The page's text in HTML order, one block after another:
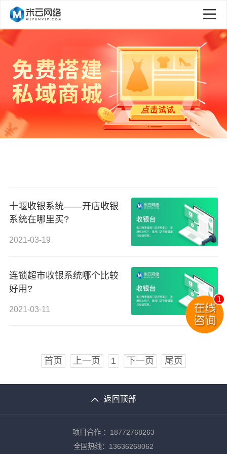
十堰收银系统——开店收银
系统在哪里买?
2021-03-19
连锁超市收银系统哪个比较
好用?
2021-03-11
首页 上一页 1 下一页 尾页
返回顶部
项目合作 ：18772768263
全国热线：13636268062